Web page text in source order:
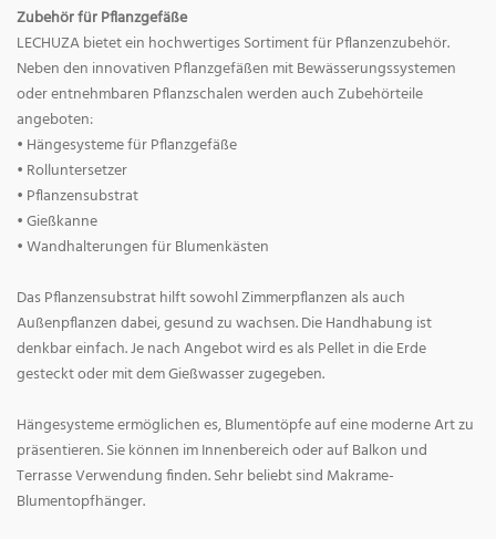
Zubehör für Pflanzgefäße
LECHUZA bietet ein hochwertiges Sortiment für Pflanzenzubehör.
Neben den innovativen Pflanzgefäßen mit Bewässerungssystemen
oder entnehmbaren Pflanzschalen werden auch Zubehörteile
angeboten:
• Hängesysteme für Pflanzgefäße
• Rolluntersetzer
• Pflanzensubstrat
• Gießkanne
• Wandhalterungen für Blumenkästen
Das Pflanzensubstrat hilft sowohl Zimmerpflanzen als auch
Außenpflanzen dabei, gesund zu wachsen. Die Handhabung ist
denkbar einfach. Je nach Angebot wird es als Pellet in die Erde
gesteckt oder mit dem Gießwasser zugegeben.
Hängesysteme ermöglichen es, Blumentöpfe auf eine moderne Art zu
präsentieren. Sie können im Innenbereich oder auf Balkon und
Terrasse Verwendung finden. Sehr beliebt sind Makrame-
Blumentopfhänger.